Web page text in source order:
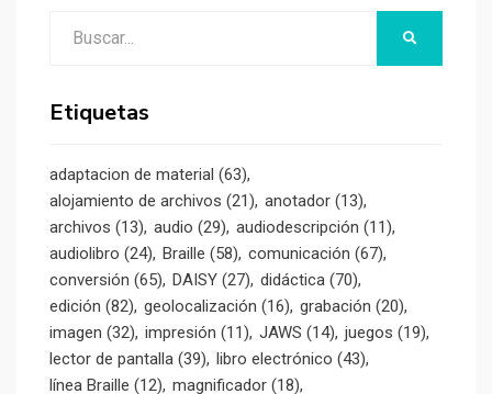
Etiquetas
adaptacion de material (63)
alojamiento de archivos (21) anotador (13)
archivos (13) audio (29) audiodescripción (11)
audiolibro (24) Braille (58) comunicación (67)
conversión (65) DAISY (27) didáctica (70)
edición (82) geolocalización (16) grabación (20)
imagen (32) impresión (11) JAWS (14) juegos (19)
lector de pantalla (39) libro electrónico (43)
línea Braille (12) magnificador (18)